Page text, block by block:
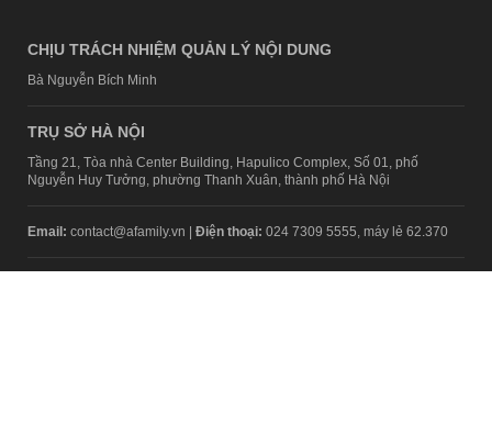
CHỊU TRÁCH NHIỆM QUẢN LÝ NỘI DUNG
Bà Nguyễn Bích Minh
TRỤ SỞ HÀ NỘI
Tầng 21, Tòa nhà Center Building, Hapulico Complex, Số 01, phố
Nguyễn Huy Tưởng, phường Thanh Xuân, thành phố Hà Nội
Email: contact@afamily.vn | Điện thoại: 024 7309 5555, máy lẻ 62.370